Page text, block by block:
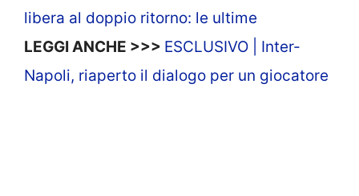
libera al doppio ritorno: le ultime
LEGGI ANCHE >>> ESCLUSIVO | Inter-
Napoli, riaperto il dialogo per un giocatore